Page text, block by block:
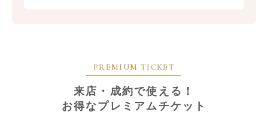
い個性的なデザイン、ボリュームのあるものまで幅
広く用意。道内でここだけのブランドも取扱いして
いるので目が離せない。プラチナ・ゴールド3種（イエロー、ピ
ンク、ホワイト）などの素材を用意しているのでアレンジも可
能。希望するデザインと予算、どちらも叶えられるのは実績のあ
PREMIUM TICKET
来店・成約で使える！
お得なプレミアムチケット